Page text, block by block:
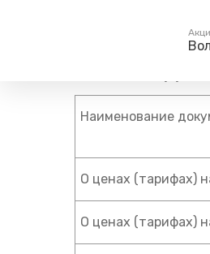
Способы оплаты
Единый номер
Акционерам
Наименование
О ценах (тарифах)
О ценах (тарифах)